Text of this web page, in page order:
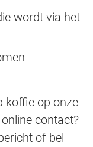
wordt via het
koffie op onze
contact?
of bel